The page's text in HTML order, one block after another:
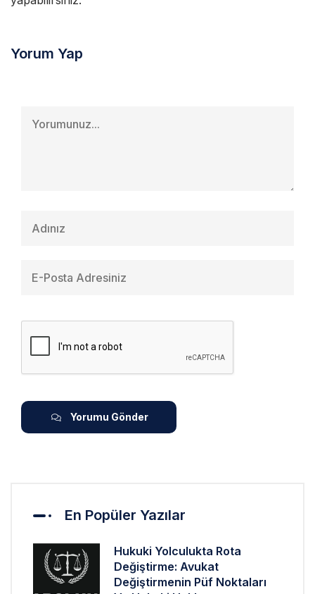
Yorum Yap
Yorumu Gönder
En Popüler Yazılar
Hukuki Yolculukta Rota
Değiştirme: Avukat
Değiştirmenin Püf Noktaları